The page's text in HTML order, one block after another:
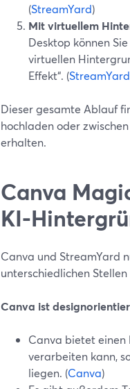
(StreamYard)
Mit virtuellem
Desktop können
virtuellen
Effekt“. (StreamYard
Dieser gesamte Ablauf
hochladen oder
erhalten.
Canva
KI-
Canva und StreamYard
unterschiedlichen
Canva ist
Canva bietet einen
verarbeiten kann,
liegen. (Canva)